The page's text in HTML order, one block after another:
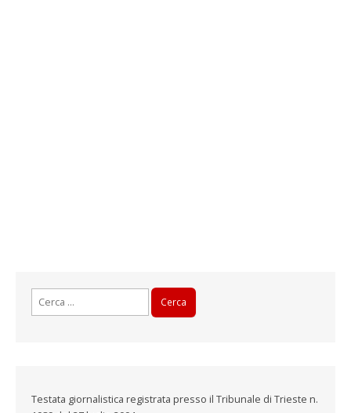
Testata giornalistica registrata presso il Tribunale di Trieste n.